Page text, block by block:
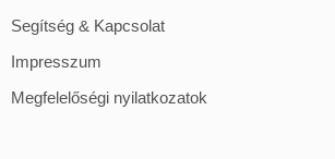
Segítség & Kapcsolat
Impresszum
Megfelelőségi nyilatkozatok